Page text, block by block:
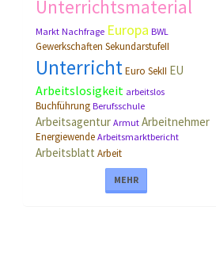
Unterrichtsmaterial
Markt Nachfrage Europa BWL
Gewerkschaften SekundarstufeII
Unterricht Euro SekII EU
Arbeitslosigkeit arbeitslos
Buchführung Berufsschule
Arbeitsagentur Armut Arbeitnehmer
Energiewende Arbeitsmarktbericht
Arbeitsblatt Arbeit
MEHR